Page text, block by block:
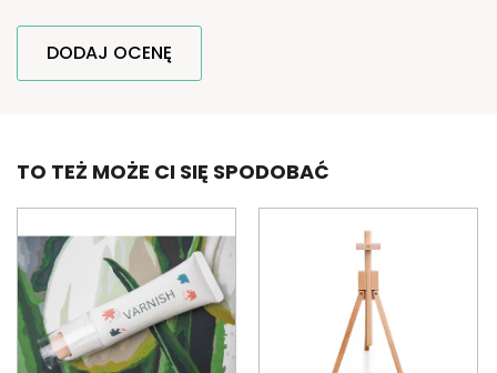
DODAJ OCENĘ
TO TEŻ MOŻE CI SIĘ SPODOBAĆ